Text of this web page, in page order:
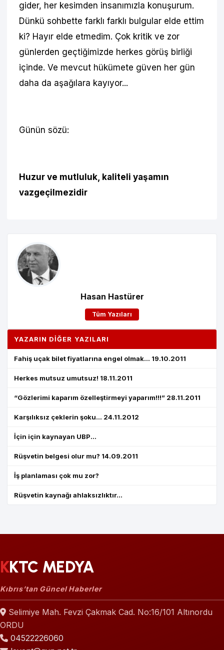
gider, her kesimden insanımızla konuşurum.
Dünkü sohbette farklı farklı bulgular elde ettim
ki? Hayır elde etmedim. Çok kritik ve zor
günlerden geçtiğimizde herkes görüş birliği
içinde. Ve mevcut hükümete güven her gün
daha da aşağılara kayıyor...
Günün sözü:
Huzur ve mutluluk, kaliteli yaşamın
vazgeçilmezidir
Hasan Hastürer
Tüm Yazıları
YAZARIN DIĞER YAZILARI
Fahiş uçak bilet fiyatlarına engel olmak... 19.10.2011
Herkes mutsuz umutsuz! 18.11.2011
“Gözlerimi kaparım özelleştirmeyi yaparım!!!” 28.11.2011
Karşılıksız çeklerin şoku... 24.11.2012
İçin için kaynayan UBP...
Rüşvetin belgesi olur mu? 14.09.2011
İş planlaması çok mu zor?
Rüşvetin kaynağı ahlaksızlıktır...
KKTC MEDYA
Kıbrıs’tan Güncel Haberler
Selimiye Mah. Fevzi Çakmak Cad. No:16/101 Altınordu
ORDU
04522226060